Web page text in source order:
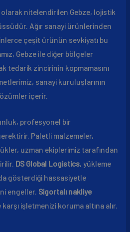
nitelendirilen Gebze, lojistik
Ağır sanayi ürünlerinden
çeşit ürünün sevkiyatı bu
Gebze ile diğer bölgeler
tedarik zincirinin kopmamasını
sanayi kuruluşlarının
içerir.
profesyonel bir
Paletli malzemeler,
uzman ekiplerimiz tarafından
DS Global Logistics, yükleme
gösterdiği hassasiyetle
engeller. Sigortalı nakliye
işletmenizi koruma altına alır.